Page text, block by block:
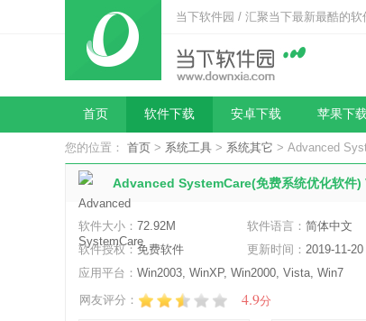
当下软件园 / 汇聚当下最新最酷的软
首页 软件下载 安卓下载 苹果下
您的位置： 首页 > 系统工具 > 系统其它 > Advanced
Advanced SystemCare(免费系统优化软件)
软件大小： 72.92M 软件语言： 简体中文
软件授权：免费软件 更新时间： 2019-11-20
应用平台： Win2003, WinXP, Win2000, Vista, Win7
网友评分：
4.9分